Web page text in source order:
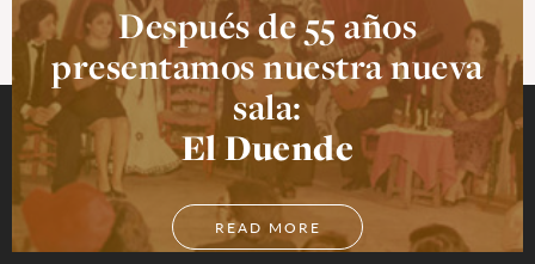
Después de 55 años
presentamos nuestra nueva
sala:
El Duende
READ MORE